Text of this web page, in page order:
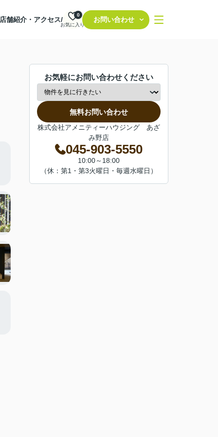
店舗紹介・アクセス/
お気に入り
0
お問い合わせ
お気軽にお問い合わせください
無料お問い合わせ
株式会社アメニティーハウジング あざ
み野店
045-903-5550
10:00～18:00
（休：第1・第3火曜日・毎週水曜日）